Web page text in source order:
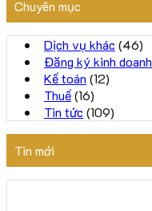
Chuyên mục
Dịch vụ khác (46)
Đăng ký kinh doanh
Kế toán (12)
Thuế(16)
Tin tức (109)
Tin mới